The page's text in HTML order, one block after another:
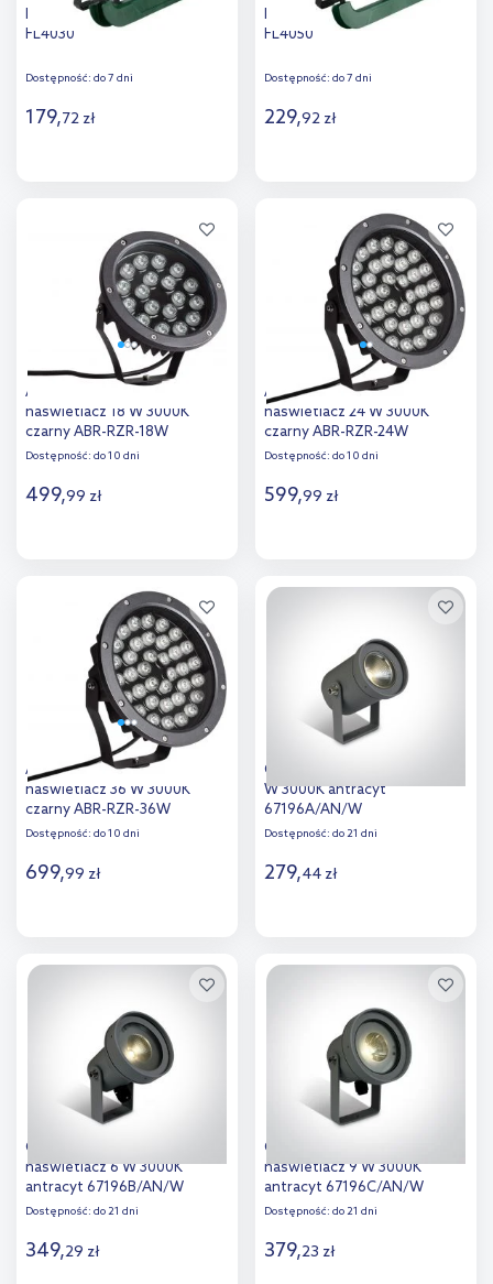
DPM naświetlacz 50 W 5000K
FL4030
Dostępność: do 7 dni
179,72 zł
porównania
DPM naświetlacz 50 W 5000K
FL4050
Dostępność: do 7 dni
229,92 zł
Dodaj do
porównania
Abruzzo Rosabella
naświetlacz 18 W 3000K
czarny ABR-RZR-18W
Dostępność: do 10 dni
499,99 zł
Dodaj do
porównania
Abruzzo Rosabella
naświetlacz 24 W 3000K
czarny ABR-RZR-24W
Dostępność: do 10 dni
599,99 zł
porównania
Abruzzo Rosabella
naświetlacz 36 W 3000K
czarny ABR-RZR-36W
Dostępność: do 10 dni
699,99 zł
porównania
One Light Zeli naświetlacz 3
W 3000K antracyt
67196A/AN/W
Dostępność: do 21 dni
279,44 zł
porównania
One Light Kalapodi
naświetlacz 6 W 3000K
antracyt 67196B/AN/W
Dostępność: do 21 dni
349,29 zł
One Light Malesina
naświetlacz 9 W 3000K
antracyt 67196C/AN/W
Dostępność: do 21 dni
379,23 zł